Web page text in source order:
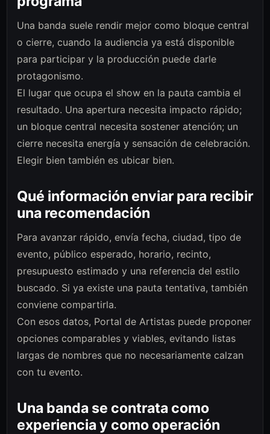
Una banda suele rendir mejor como bloque central
o cierre, cuando la audiencia ya está disponible
para participar y la producción puede darle
protagonismo.
El lugar que ocupa el show en la pauta cambia el
resultado. Una apertura necesita impacto rápido;
un bloque central necesita sostener atención; un
cierre necesita energía y sensación de celebración.
Elegir bien también es ubicar bien.
Qué información enviar para recibir
una recomendación
Para avanzar rápido, envía fecha, ciudad, tipo de
evento, público esperado, horario, recinto,
presupuesto estimado y una referencia del estilo
buscado. Si ya existe una pauta tentativa, también
conviene compartirla.
Con esos datos, Portal de Artistas puede proponer
opciones comparables y viables, evitando listas
largas de nombres que no necesariamente calzan
con tu evento.
Una banda se contrata como
experiencia y como operación